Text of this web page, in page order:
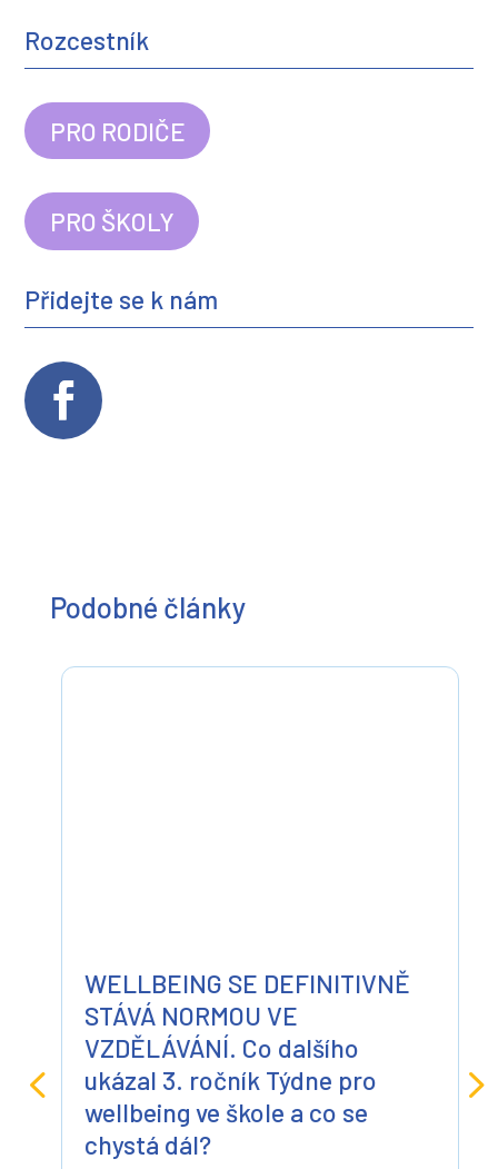
Rozcestník
PRO RODIČE
PRO ŠKOLY
Přidejte se k nám
Podobné články
WELLBEING SE DEFINITIVNĚ
STÁVÁ NORMOU VE
VZDĚLÁVÁNÍ. Co dalšího
ukázal 3. ročník Týdne pro
wellbeing ve škole a co se
chystá dál?